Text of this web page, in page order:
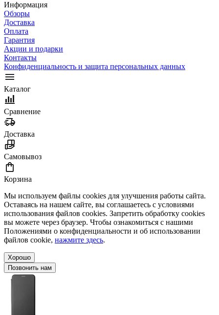
Информация
Обзоры
Доставка
Оплата
Гарантия
Акции и подарки
Контакты
Конфиденциальность и защита персональных данных
Каталог
Сравнение
Доставка
Самовывоз
Корзина
Мы используем файлы cookies для улучшения работы сайта.
Оставаясь на нашем сайте, вы соглашаетесь с условиями
использования файлов cookies. Запретить обработку cookies
вы можете через браузер. Чтобы ознакомиться с нашими
Положениями о конфиденциальности и об использовании
файлов cookie, нажмите здесь.
Хорошо
Позвонить нам